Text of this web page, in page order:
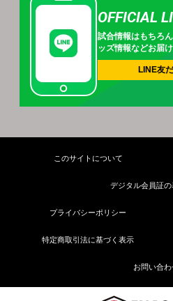
OFFICIAL
試合情報はもちろ
ッズ情報などお届
LINE友
このサイトについて
デジタル会員証
プライバシーポリシー
特定商取引法に基づく表示
お問い合わ